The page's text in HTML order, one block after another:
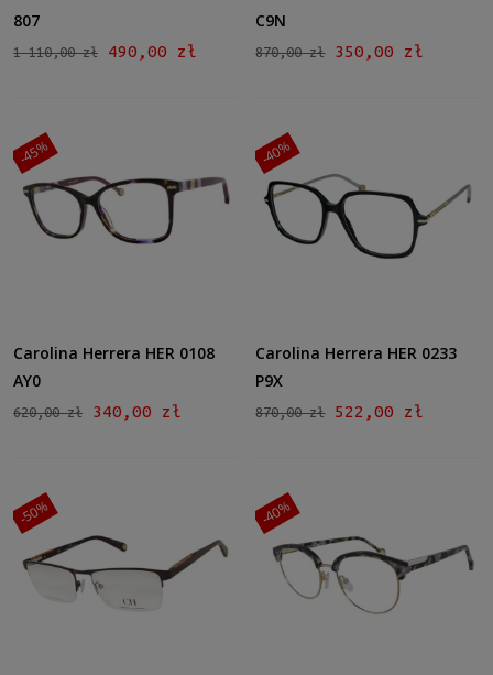
807
1 110,00 zł 490,00 zł
C9N
870,00 zł 350,00 zł
Carolina Herrera HER 0108
AY0
620,00 zł 340,00 zł
-45%
Carolina Herrera HER 0233
P9X
870,00 zł 522,00 zł
-40%
-50% -40%